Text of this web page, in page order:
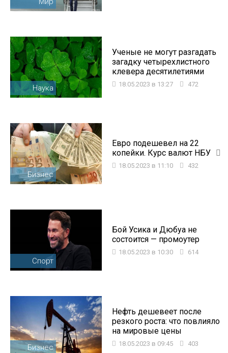
Наука
Ученые не могут разгадать
загадку четырехлистного
клевера десятилетиями
18.05.2023 в 13:27 472
Бизнес
Евро подешевел на 22
копейки. Курс валют НБУ
18.05.2023 в 11:10 432
Спорт
Бой Усика и Дюбуа не
состоится — промоутер
18.05.2023 в 10:30 614
Бизнес
Нефть дешевеет после
резкого роста: что повлияло
на мировые цены
18.05.2023 в 09:45 403